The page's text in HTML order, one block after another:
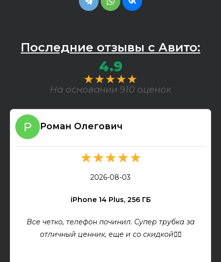
Последние отзывы с Авито:
4.9
★★★★★
На основании 910 оценок
Роман Олегович
★★★★★
2026-08-03
iPhone 14 Plus, 256 ГБ
Все четко, телефон починил. Супер трубка за
отличный ценник, еще и со скидкой👍🏻